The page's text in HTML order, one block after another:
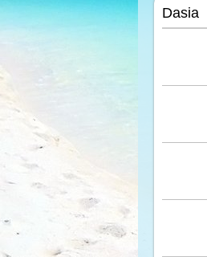
Dasia